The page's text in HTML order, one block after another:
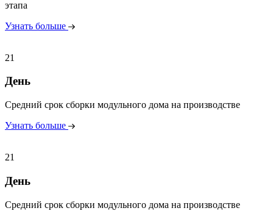
этапа
Узнать больше
21
День
Средний срок сборки модульного дома на производстве
Узнать больше
21
День
Средний срок сборки модульного дома на производстве